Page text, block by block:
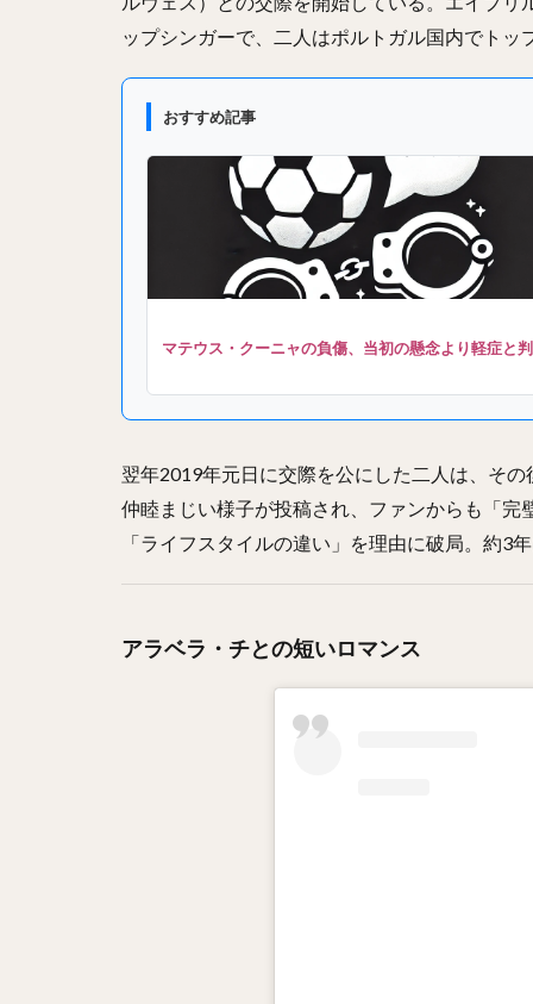
ップシンガーで、二人はポルトガル国内でトッ
おすすめ記事
マテウス・クーニャの負傷、当初の懸念より軽症と
翌年2019年元日に交際を公にした二人は、そ
仲睦まじい様子が投稿され、ファンからも「
「ライフスタイルの違い」を理由に破局。約3
アラベラ・チとの短いロマンス